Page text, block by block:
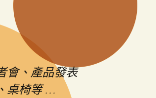
會、產品發表
桌椅等 …